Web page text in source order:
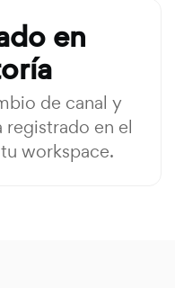
en
de canal y
en el
workspace.